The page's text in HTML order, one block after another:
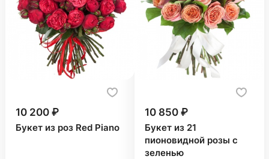
10 200 ₽
Букет из роз Red Piano
10 850 ₽
Букет из 21
пионовидной розы с
зеленью